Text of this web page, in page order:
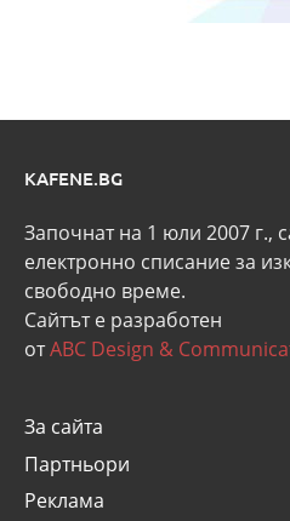
KAFENE.BG
Започнат на 1 юли 2007 г.,
eлектронно списание за
свободно време.
Сайтът е разработен
отABC Design &
За сайта
Партньори
Реклама